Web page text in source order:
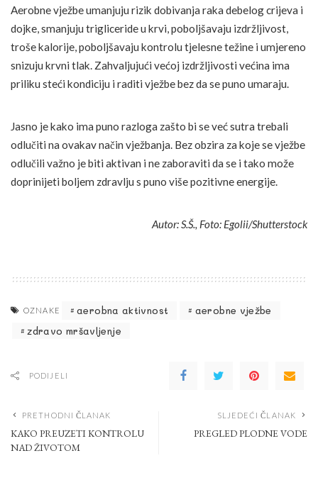
Aerobne vježbe umanjuju rizik dobivanja raka debelog crijeva i
dojke, smanjuju trigliceride u krvi, poboljšavaju izdržljivost,
troše kalorije, poboljšavaju kontrolu tjelesne težine i umjereno
snizuju krvni tlak. Zahvaljujući većoj izdržljivosti većina ima
priliku steći kondiciju i raditi vježbe bez da se puno umaraju.
Jasno je kako ima puno razloga zašto bi se već sutra trebali
odlučiti na ovakav način vježbanja. Bez obzira za koje se vježbe
odlučili važno je biti aktivan i ne zaboraviti da se i tako može
doprinijeti boljem zdravlju s puno više pozitivne energije.
Autor: S.Š., Foto: Egolii/Shutterstock
OZNAKE aerobna aktivnost
aerobne vježbe
zdravo mršavljenje
PODIJELI
PRETHODNI ČLANAK
KAKO PREUZETI KONTROLU
NAD ŽIVOTOM
SLJEDEĆI ČLANAK
PREGLED PLODNE VODE